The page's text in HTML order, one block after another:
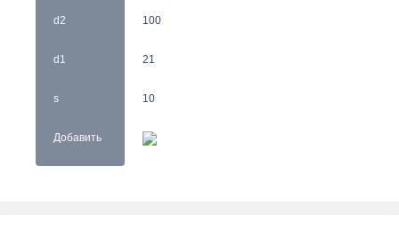
d2
d1
s
Добавить
100
21
10